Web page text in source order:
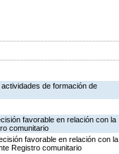
de formación de
favorable en relación con la
comunitario
favorable en relación con la
Registro comunitario